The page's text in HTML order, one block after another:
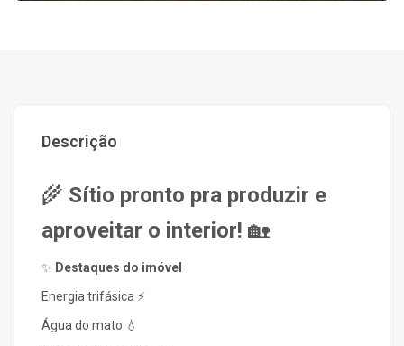
Descrição
🌾 Sítio pronto pra produzir e
aproveitar o interior! 🏡
✨ Destaques do imóvel
Energia trifásica ⚡
Água do mato 💧